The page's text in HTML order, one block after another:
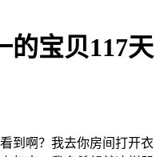
的宝贝117天
到啊？我去你房间打开衣